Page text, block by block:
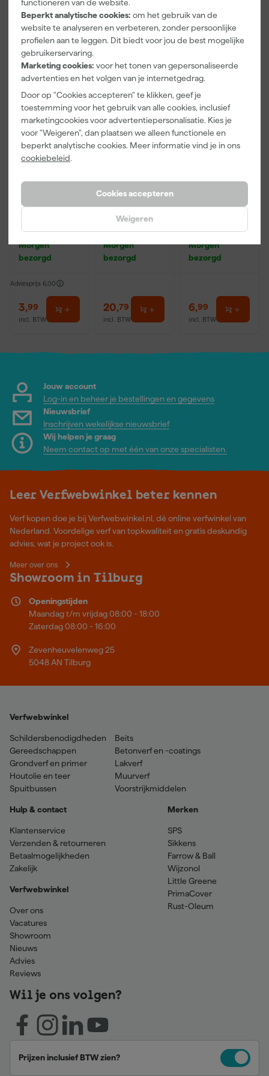
functioneren van de website.
Beperkt analytische cookies: om het gebruik van de
website te analyseren en verbeteren, zonder persoonlijke
profielen aan te leggen. Dit biedt voor jou de best mogelijke
gebruikerservaring.
Marketing cookies: voor het tonen van gepersonaliseerde
advertenties en het volgen van je internetgedrag.
Door op "Cookies accepteren" te klikken, geef je
toestemming voor het gebruik van alle cookies, inclusief
marketingcookies voor advertentiepersonalisatie. Kies je
voor "Weigeren", dan plaatsen we alleen functionele en
beperkt analytische cookies. Meer informatie vind je in ons
cookiebeleid.
Cookies accepteren
Weigeren
Bekijk alle kenmerken
Vaak gekocht met
Paintura
Washi tape -
Morgen
bezorgd
Adviesprijs 6,00
3,99
incl. BTW
Workman
2920 Riem
Morgen
bezorgd
20,79
incl. BTW
Onze Top 10
Rilly Multi
Verfreiniger –
Morgen
bezorgd
6,99
incl. BTW
Jouw account
Log-in en beheer je bestellingen en gegevens
Nieuwsbrief
Inschrijven wekelijkse nieuwsbrief
Wij helpen je graag
Neem contact op met één van onze specialisten.
Leer Verfwebwinkel beter kennen
Verf kopen doe je bij Verfwebwinkel.nl, dé online verfwinkel van
Nederland. Voordelige verf van topkwaliteit en gratis deskundig
advies, wat je project ook is.
Meer over ons
Showroom in Tilburg
Openingstijden
Maandag t/m vrijdag 08:00 - 18:00
Zaterdag 08:00 - 16:00
Zevenheuvelenweg 25
5048 AN Tilburg
Verfwebwinkel
Schildersbenodigdheden
Gereedschappen
Grondverf en primer
Houtolie en teer
Spuitbussen
Beits
Betonverf en -coatings
Lakverf
Muurverf
Voorstrijkmiddelen
Hulp & contact
Klantenservice
Verzenden & retourneren
Betaalmogelijkheden
Zakelijk
Verfwebwinkel
Over ons
Vacatures
Showroom
Nieuws
Advies
Reviews
Merken
SPS
Sikkens
Farrow & Ball
Wijzonol
Little Greene
PrimaCover
Rust-Oleum
Wil je ons volgen?
Prijzen inclusief BTW zien?